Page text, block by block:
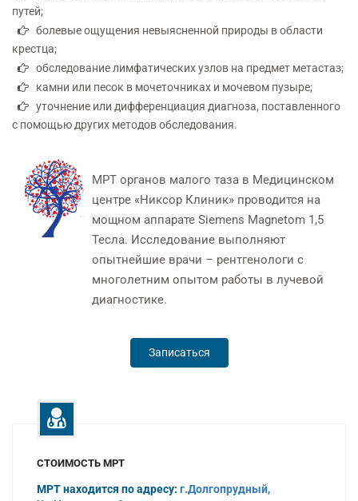
путей;
болевые ощущения невыясненной природы в области
крестца;
обследование лимфатических узлов на предмет метастаз;
камни или песок в мочеточниках и мочевом пузыре;
уточнение или дифференциация диагноза, поставленного
с помощью других методов обследования.
МРТ органов малого таза в Медицинском
центре «Никсор Клиник» проводится на
мощном аппарате Siemens Magnetom 1,5
Тесла. Исследование выполняют
опытнейшие врачи – рентгенологи с
многолетним опытом работы в лучевой
диагностике.
Записаться
СТОИМОСТЬ МРТ
МРТ находится по адресу: г.Долгопрудный,